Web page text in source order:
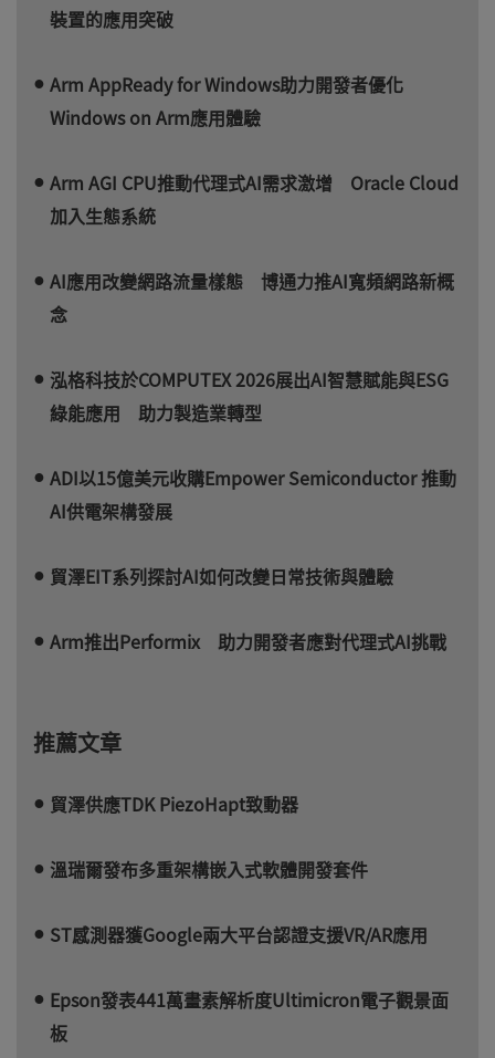
裝置的應用突破
Arm AppReady for Windows助力開發者優化
Windows on Arm應用體驗
Arm AGI CPU推動代理式AI需求激增 Oracle Cloud
加入生態系統
AI應用改變網路流量樣態 博通力推AI寬頻網路新概
念
泓格科技於COMPUTEX 2026展出AI智慧賦能與ESG
綠能應用 助力製造業轉型
ADI以15億美元收購Empower Semiconductor 推動
AI供電架構發展
貿澤EIT系列探討AI如何改變日常技術與體驗
Arm推出Performix 助力開發者應對代理式AI挑戰
推薦文章
貿澤供應TDK PiezoHapt致動器
溫瑞爾發布多重架構嵌入式軟體開發套件
ST感測器獲Google兩大平台認證支援VR/AR應用
Epson發表441萬畫素解析度Ultimicron電子觀景面
板